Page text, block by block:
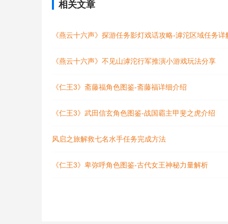
相关文章
《燕云十六声》探游任务影灯戏话攻略-滹沱区域任务详
《燕云十六声》不见山滹沱行军推演小游戏玩法分享
《仁王3》斋藤福角色图鉴-斋藤福详细介绍
《仁王3》武田信玄角色图鉴-战国霸主甲斐之虎介绍
风启之旅解救七名水手任务完成方法
《仁王3》卑弥呼角色图鉴-古代女王神秘力量解析